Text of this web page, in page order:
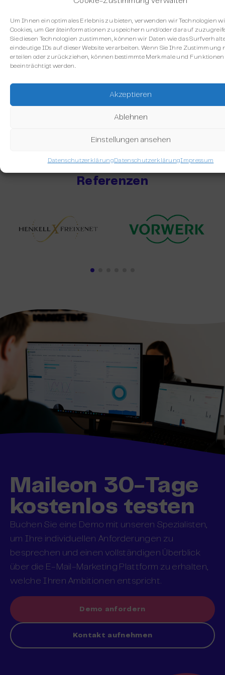
Um Ihnen ein optimales Erlebnis zu bieten, verwenden wir Technologien
Cookies, um Geräteinformationen zu speichern und/oder darauf
Sie diesen Technologien zustimmen, können wir Daten wie das
eindeutige IDs auf dieser Website verarbeiten. Wenn Sie Ihre Zustimmung
erteilen oder zurückziehen, können bestimmte Merkmale und Funktionen
beeinträchtigt werden.
Akzeptieren
Ablehnen
Einstellungen ansehen
DatenschutzerklärungDatenschutzerklärungImpressum
Leistungs-Vergleiche
Referenzen
Maileon 30-Tage
kostenlos testen
Buchen Sie eine Demo mit unseren Spezialisten,
um Ihre individuellen Anforderungen zu
besprechen und einen vollständigen Überblick
über die E-Mail-Marketing Plattform zu erhalten,
welche Ihren Ambitionen entspricht.
Demo anfordern
Kontakt aufnehmen